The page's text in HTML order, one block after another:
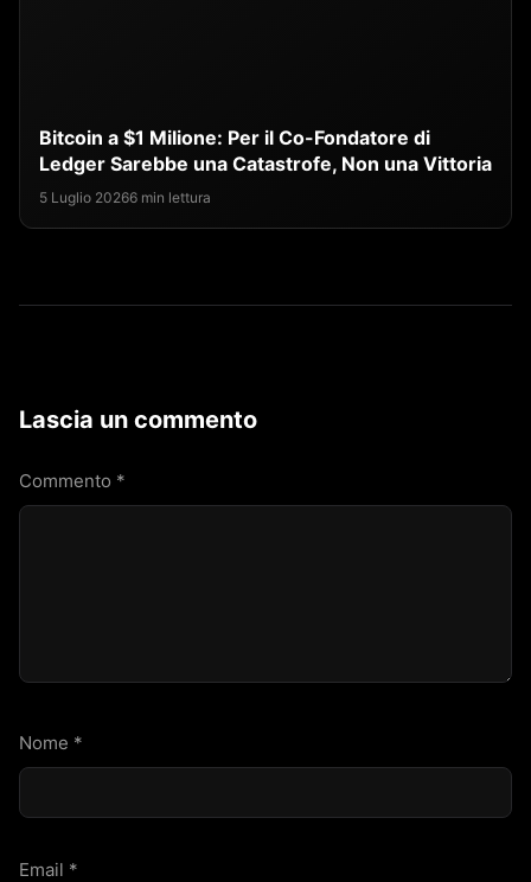
Bitcoin a $1 Milione: Per il Co-Fondatore di
Ledger Sarebbe una Catastrofe, Non una Vittoria
5 Luglio 20266 min lettura
Lascia un commento
Commento *
Nome *
Email *